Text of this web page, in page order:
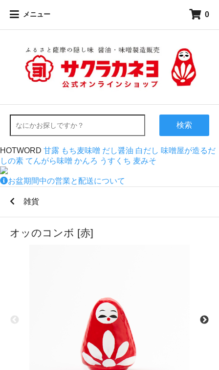
メニュー 0
検索
HOTWORD 甘露 もち麦味噌 だし醤油 白だし 味噌屋が造るだ
しの素 てんがら味噌 かんろ うすくち 麦みそ
お盆期間中の営業と配送について
雑貨
オッのコンボ [赤]